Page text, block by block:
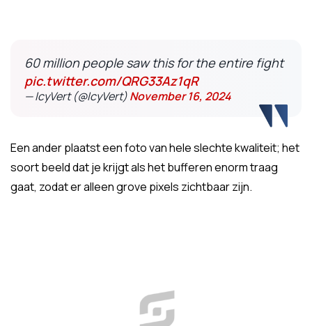
60 million people saw this for the entire fight
pic.twitter.com/QRG33Az1qR
— IcyVert (@IcyVert)November 16, 2024
Een ander plaatst een foto van hele slechte kwaliteit; het
soort beeld dat je krijgt als het bufferen enorm traag
gaat, zodat er alleen grove pixels zichtbaar zijn.